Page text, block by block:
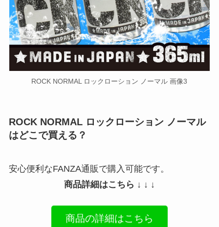
ROCK NORMAL ロックローション ノーマル 画像3
ROCK NORMAL ロックローション ノーマル
はどこで買える？
安心便利なFANZA通販で購入可能です。
商品詳細はこちら ↓ ↓ ↓
商品の詳細はこちら